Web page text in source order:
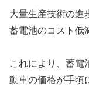
大量生産技術の進
蓄電池のコスト低
これにより、蓄電
動車の価格が手頃